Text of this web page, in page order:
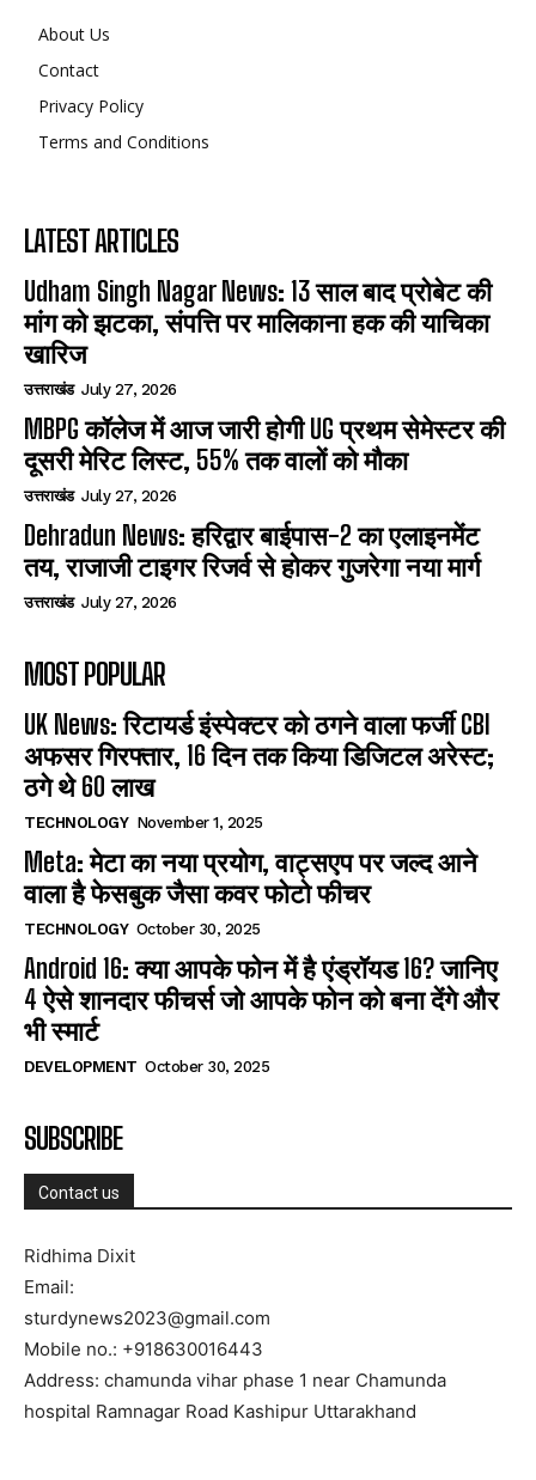
About Us
Contact
Privacy Policy
Terms and Conditions
LATEST ARTICLES
Udham Singh Nagar News: 13 साल बाद प्रोबेट की
मांग को झटका, संपत्ति पर मालिकाना हक की याचिका
खारिज
उत्तराखंड July 27, 2026
MBPG कॉलेज में आज जारी होगी UG प्रथम सेमेस्टर की
दूसरी मेरिट लिस्ट, 55% तक वालों को मौका
उत्तराखंड July 27, 2026
Dehradun News: हरिद्वार बाईपास-2 का एलाइनमेंट
तय, राजाजी टाइगर रिजर्व से होकर गुजरेगा नया मार्ग
उत्तराखंड July 27, 2026
MOST POPULAR
UK News: रिटायर्ड इंस्पेक्टर को ठगने वाला फर्जी CBI
अफसर गिरफ्तार, 16 दिन तक किया डिजिटल अरेस्ट;
ठगे थे 60 लाख
TECHNOLOGY November 1, 2025
Meta: मेटा का नया प्रयोग, वाट्सएप पर जल्द आने
वाला है फेसबुक जैसा कवर फोटो फीचर
TECHNOLOGY October 30, 2025
Android 16: क्या आपके फोन में है एंड्रॉयड 16? जानिए
4 ऐसे शानदार फीचर्स जो आपके फोन को बना देंगे और
भी स्मार्ट
DEVELOPMENT October 30, 2025
SUBSCRIBE
Contact us
Ridhima Dixit
Email:
sturdynews2023@gmail.com
Mobile no.: +918630016443
Address: chamunda vihar phase 1 near Chamunda
hospital Ramnagar Road Kashipur Uttarakhand